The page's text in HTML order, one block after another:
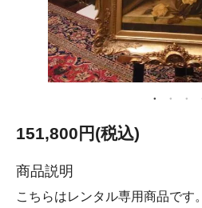
151,800円(税込)
商品説明
こちらはレンタル専用商品です。